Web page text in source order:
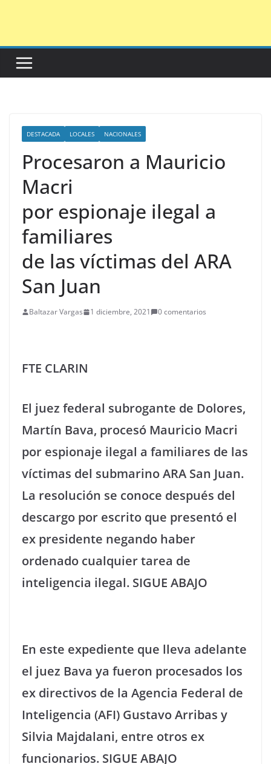
DESTACADA LOCALES NACIONALES
Procesaron a Mauricio
Macri
por espionaje ilegal a
familiares
de las víctimas del ARA
San Juan
Baltazar Vargas 1 diciembre, 2021 0 comentarios
FTE CLARIN
El juez federal subrogante de Dolores,
Martín Bava, procesó Mauricio Macri
por espionaje ilegal a familiares de las
víctimas del submarino ARA San Juan.
La resolución se conoce después del
descargo por escrito que presentó el
ex presidente negando haber
ordenado cualquier tarea de
inteligencia ilegal. SIGUE ABAJO
En este expediente que lleva adelante
el juez Bava ya fueron procesados los
ex directivos de la Agencia Federal de
Inteligencia (AFI) Gustavo Arribas y
Silvia Majdalani, entre otros ex
funcionarios. SIGUE ABAJO